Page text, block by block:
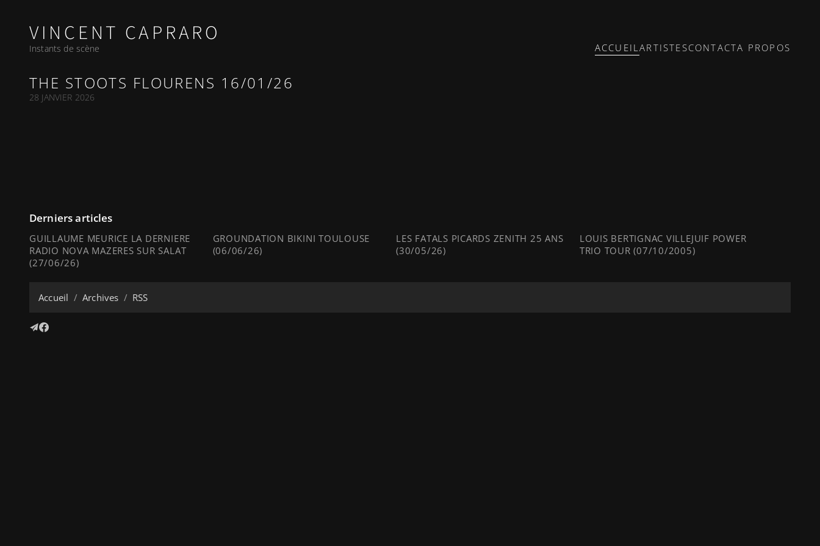
VINCENT CAPRARO
Instants de scène ACCUEILARTISTESCONTACTA PROPOS
THE STOOTS FLOURENS 16/01/26
28 JANVIER 2026
Derniers articles
GUILLAUME MEURICE LA DERNIERE
RADIO NOVA MAZERES SUR SALAT
(27/06/26)
GROUNDATION BIKINI TOULOUSE
(06/06/26)
LES FATALS PICARDS ZENITH 25 ANS
(30/05/26)
LOUIS BERTIGNAC VILLEJUIF POWER
TRIO TOUR (07/10/2005)
Accueil Archives RSS